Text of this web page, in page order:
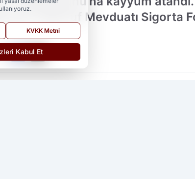
Tasarruf Mevduatı Sigorta
23 Haber kaynağını Google'da tercih edilen
KVKK Metni
Kabul Et